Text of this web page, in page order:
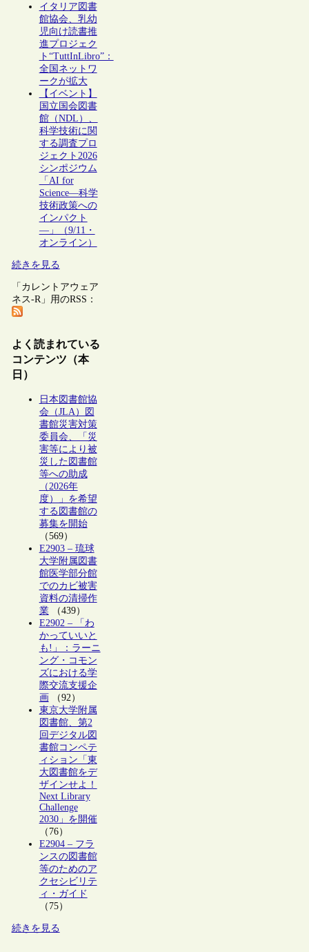
イタリア図書
館協会、乳幼
児向け読書推
進プロジェク
ト“TuttInLibro”：
全国ネットワ
ークが拡大
【イベント】
国立国会図書
館（NDL）、
科学技術に関
する調査プロ
ジェクト2026
シンポジウム
「AI for
Science―科学
技術政策への
インパクト
―」（9/11・
オンライン）
続きを見る
「カレントアウェア
ネス-R」用のRSS：
よく読まれている
コンテンツ（本
日）
日本図書館協
会（JLA）図
書館災害対策
委員会、「災
害等により被
災した図書館
等への助成
（2026年
度）」を希望
する図書館の
募集を開始
（569）
E2903 – 琉球
大学附属図書
館医学部分館
でのカビ被害
資料の清掃作
業（439）
E2902 – 「わ
かっていいと
も!」：ラーニ
ング・コモン
ズにおける学
際交流支援企
画 （92）
東京大学附属
図書館、第2
回デジタル図
書館コンペテ
ィション「東
大図書館をデ
ザインせよ！
Next Library
Challenge
2030」を開催
（76）
E2904 – フラ
ンスの図書館
等のためのア
クセシビリテ
ィ・ガイド
（75）
続きを見る